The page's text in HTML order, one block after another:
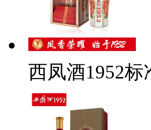
西凤酒1952标